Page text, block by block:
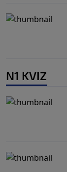
N1 KVIZ